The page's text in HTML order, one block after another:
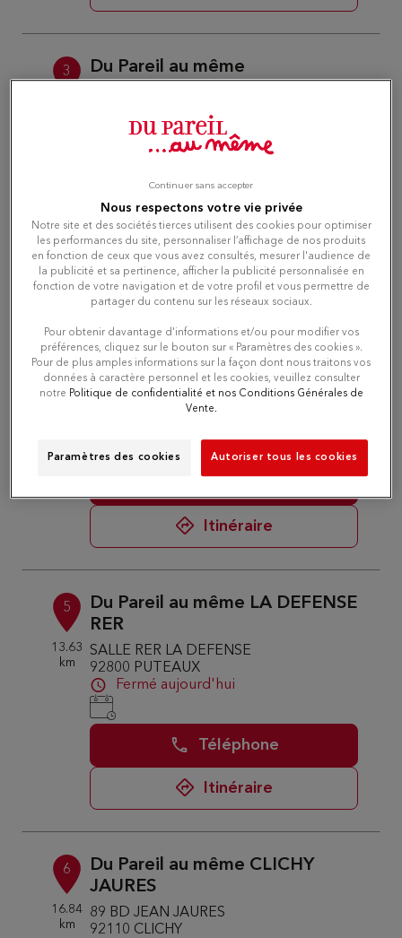
3
Du Pareil au même
CC LOT 21 50 AVENUE DU MARECHAL
FOCH
95100 ARGENTEUIL
Téléphone
Itinéraire
4
13.61
Du Pareil au même LA DEFENSE
C.C LES 4 TEMPS 15, Parvis de la
Defense
92800 PUTEAUX
Itinéraire
5
13.63
km
Du Pareil au même LA DEFENSE
RER
SALLE RER LA DEFENSE
92800 PUTEAUX
Fermé aujourd'hui
Téléphone
Itinéraire
6
16.84
km
Du Pareil au même CLICHY
JAURES
89 BD JEAN JAURES
92110 CLICHY
Nous respectons votre vie privée
Notre site et des sociétés tierces utilisent des cookies pour optimiser
les performances du site, personnaliser l’affichage de nos produits
en fonction de ceux que vous avez consultés, mesurer l'audience de
la publicité et sa pertinence, afficher la publicité personnalisée en
fonction de votre navigation et de votre profil et vous permettre de
partager du contenu sur les réseaux sociaux.
Pour obtenir davantage d'informations et/ou pour modifier vos
préférences, cliquez sur le bouton sur « Paramètres des cookies ».
Pour de plus amples informations sur la façon dont nous traitons vos
données à caractère personnel et les cookies, veuillez consulter
notre Politique de confidentialité et nos Conditions Générales de
Vente.
Paramètres des cookies Autoriser tous les cookies
Continuer sans accepter